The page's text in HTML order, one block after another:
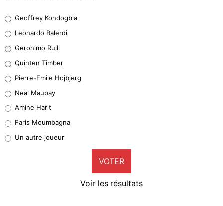
38%
32%
5%
1%
9%
Geoffrey Kondogbia
Leonardo Balerdi
Geronimo Rulli
Quinten Timber
Pierre-Emile Hojbjerg
Neal Maupay
Amine Harit
Faris Moumbagna
Un autre joueur
VOTER
Voir les résultats